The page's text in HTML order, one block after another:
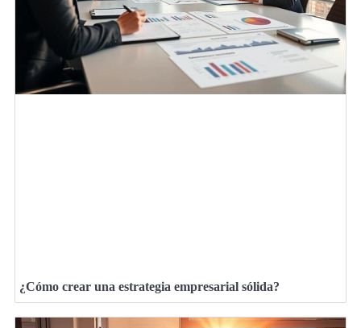
¿Cómo crear una estrategia empresarial sólida?